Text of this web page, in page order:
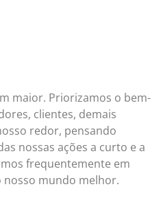
maior. Priorizamos o bem-
clientes, demais
redor, pensando
nossas ações a curto e a
frequentemente em
nosso mundo melhor.